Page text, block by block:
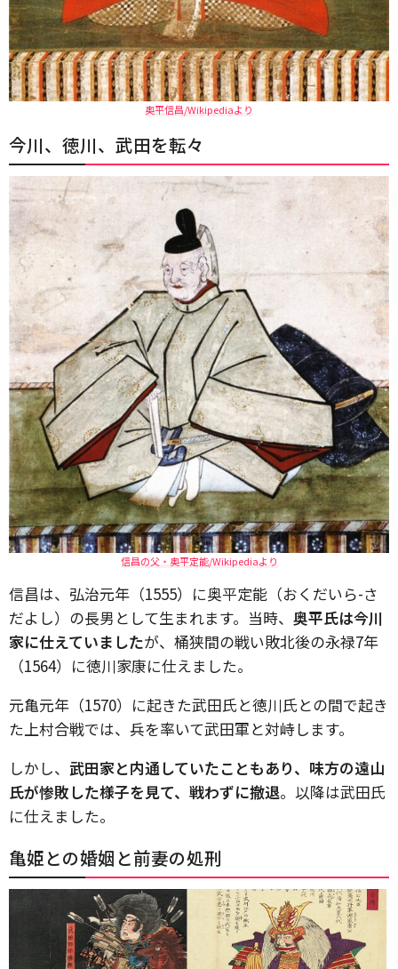
奥平信昌/Wikipediaより
今川、徳川、武田を転々
信昌の父・奥平定能/Wikipediaより
信昌は、弘治元年（1555）に奥平定能（おくだいら-さ
だよし）の長男として生まれます。当時、 奥平氏は今川
家に仕えていましたが、桶狭間の戦い敗北後の永禄7年
（1564）に徳川家康に仕えました。
元亀元年（1570）に起きた武田氏と徳川氏との間で起き
た上村合戦では、兵を率いて武田軍と対峙します。
しかし、 武田家と内通していたこともあり、味方の遠山
氏が惨敗した様子を見て、戦わずに撤退。以降は武田氏
に仕えました。
亀姫との婚姻と前妻の処刑